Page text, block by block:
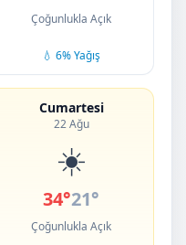
Çoğunlukla Açık
💧 6% Yağış
Cumartesi
22 Ağu
☀️
34°21°
Çoğunlukla Açık